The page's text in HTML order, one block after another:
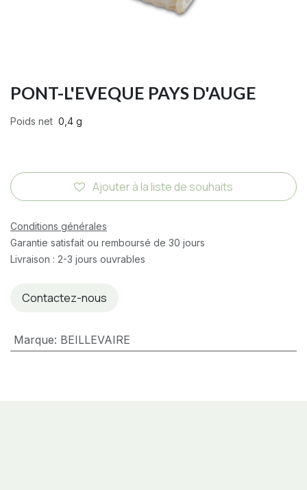
PONT-L'EVEQUE PAYS D'AUGE
Poids net 0,4 g
Ajouter à la liste de souhaits
Conditions générales
Garantie satisfait ou remboursé de 30 jours
Livraison : 2-3 jours ouvrables
Contactez-nous
Marque: BEILLEVAIRE